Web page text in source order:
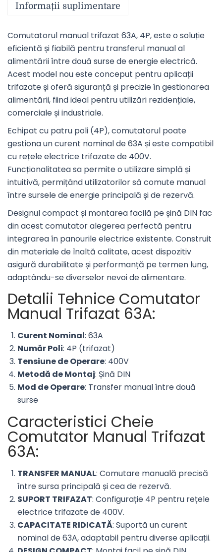
Informații suplimentare
Comutatorul manual trifazat 63A, 4P, este o soluție
eficientă și fiabilă pentru transferul manual al
alimentării între două surse de energie electrică.
Acest model nou este conceput pentru aplicații
trifazate și oferă siguranță și precizie în gestionarea
alimentării, fiind ideal pentru utilizări rezidențiale,
comerciale și industriale.
Echipat cu patru poli (4P), comutatorul poate
gestiona un curent nominal de 63A și este compatibil
cu rețele electrice trifazate de 400V.
Funcționalitatea sa permite o utilizare simplă și
intuitivă, permițând utilizatorilor să comute manual
între sursele de energie principală și de rezervă.
Designul compact și montarea facilă pe șină DIN fac
din acest comutator alegerea perfectă pentru
integrarea în panourile electrice existente. Construit
din materiale de înaltă calitate, acest dispozitiv
asigură durabilitate și performanță pe termen lung,
adaptându-se diverselor nevoi de alimentare.
Detalii Tehnice Comutator
Manual Trifazat 63A:
Curent Nominal: 63A
Număr Poli: 4P (trifazat)
Tensiune de Operare: 400V
Metodă de Montaj: Șină DIN
Mod de Operare: Transfer manual între două
surse
Caracteristici Cheie
Comutator Manual Trifazat
63A:
TRANSFER MANUAL: Comutare manuală precisă
între sursa principală și cea de rezervă.
SUPORT TRIFAZAT: Configurație 4P pentru rețele
electrice trifazate de 400V.
CAPACITATE RIDICATĂ: Suportă un curent
nominal de 63A, adaptabil pentru diverse aplicații.